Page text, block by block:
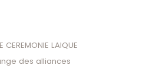
CEREMONIE LAIQUE
des alliances